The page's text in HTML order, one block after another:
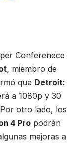
Conferenece
, miembro de
que Detroit:
a 1080p y 30
otro lado, los
4 Pro podrán
mejoras a